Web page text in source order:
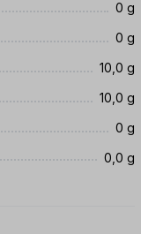
0 g
0 g
10,0 g
10,0 g
0 g
0,0 g